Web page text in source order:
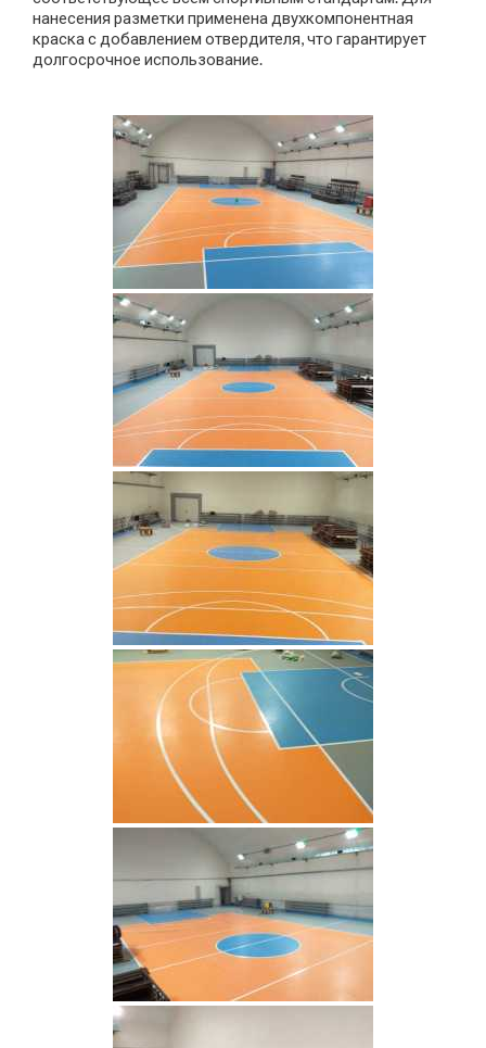
нанесения разметки применена двухкомпонентная
краска с добавлением отвердителя, что гарантирует
долгосрочное использование.